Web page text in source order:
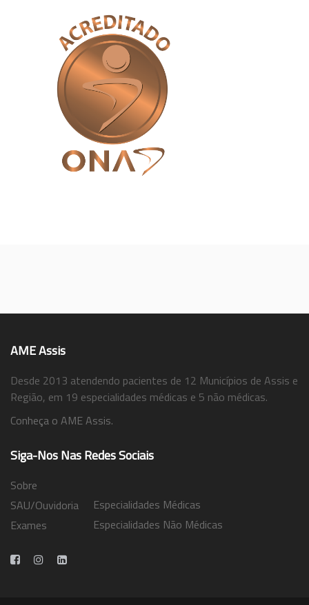
AME Assis
Desde 2013 atendendo pacientes de 12 Municípios de Assis e
Região, em 19 especialidades médicas e 5 não médicas.
Conheça o AME Assis.
Siga-Nos Nas Redes Sociais
Sobre
SAU/Ouvidoria
Exames
Especialidades Médicas
Especialidades Não Médicas